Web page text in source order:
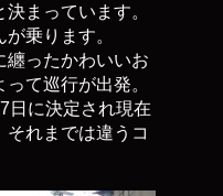
まっています。
乗ります。
纏ったかわいいお
て巡行が出発。
日に決定され現在
れまでは違うコ